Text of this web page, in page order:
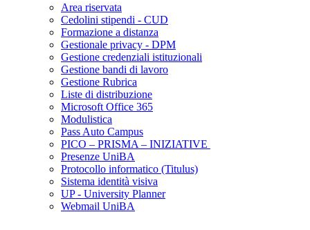
Area riservata
Cedolini stipendi - CUD
Formazione a distanza
Gestionale privacy - DPM
Gestione credenziali istituzionali
Gestione bandi di lavoro
Gestione Rubrica
Liste di distribuzione
Microsoft Office 365
Modulistica
Pass Auto Campus
PICO – PRISMA – INIZIATIVE
Presenze UniBA
Protocollo informatico (Titulus)
Sistema identità visiva
UP - University Planner
Webmail UniBA